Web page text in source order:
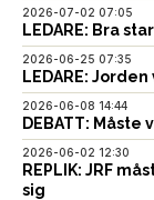
2026-07-02 07:05
LEDARE: Bra
2026-06-25 07:35
LEDARE:
2026-06-08 14:44
DEBATT:
2026-06-02 12:30
REPLIK: JRF
sig